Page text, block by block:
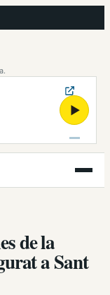
▶
Obre
el
de la
a Sant